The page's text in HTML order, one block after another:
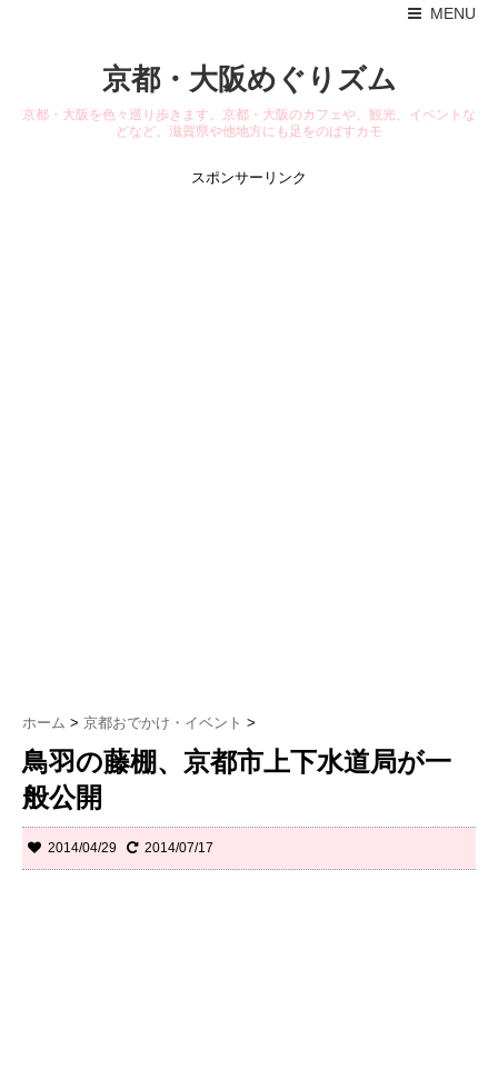
MENU
京都・大阪めぐりズム
京都・大阪を色々巡り歩きます。京都・大阪のカフェや、観光、イベントな
どなど。滋賀県や他地方にも足をのばすカモ
スポンサーリンク
ホーム > 京都おでかけ・イベント >
鳥羽の藤棚、京都市上下水道局が一
般公開
2014/04/29 2014/07/17